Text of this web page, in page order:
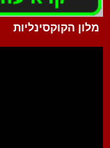
מלון הקוקסינליות